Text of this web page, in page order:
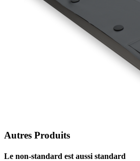
Autres Produits
Le non-standard est aussi standard